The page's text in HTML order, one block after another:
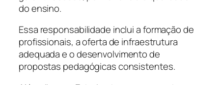
do ensino.
Essa responsabilidade inclui a formação de
profissionais, a oferta de infraestrutura
adequada e o desenvolvimento de
propostas pedagógicas consistentes.